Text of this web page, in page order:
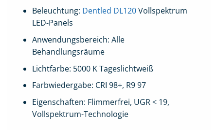
Beleuchtung: Dentled DL120Vollspektrum
LED-Panels
Anwendungsbereich: Alle
Behandlungsräume
Lichtfarbe: 5000 K Tageslichtweiß
Farbwiedergabe: CRI 98+, R9 97
Eigenschaften: Flimmerfrei, UGR < 19,
Vollspektrum-Technologie